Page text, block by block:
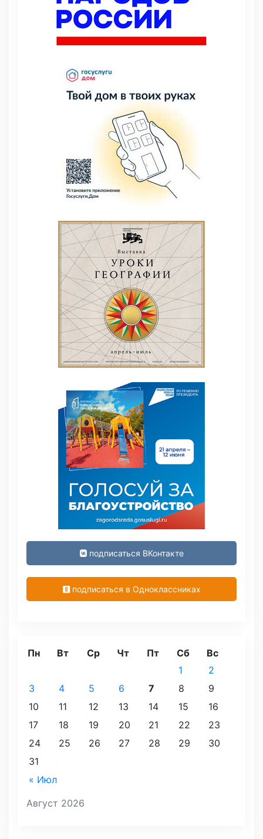
подписаться ВКонтакте
подписаться в Одноклассниках
Август 2026
Пн Вт Ср Чт Пт Сб Вс
« Июл
1
2
3
4 5 6 7 8
9
10
11 12 13 14 15
16
17
18 19 20 21 22
23
24
25 26 27 28 29
30
31